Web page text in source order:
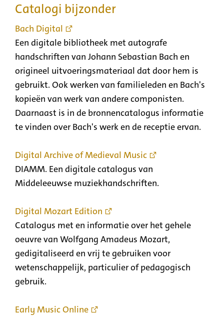
Catalogi bijzonder
Bach Digital
Een digitale bibliotheek met autografe
handschriften van Johann Sebastian Bach en
origineel uitvoeringsmateriaal dat door hem is
gebruikt. Ook werken van familieleden en Bach's
kopieën van werk van andere componisten.
Daarnaast is in de bronnencatalogus informatie
te vinden over Bach's werk en de receptie ervan.
Digital Archive of Medieval Music
DIAMM. Een digitale catalogus van
Middeleeuwse muziekhandschriften.
Digital Mozart Edition
Catalogus met en informatie over het gehele
oeuvre van Wolfgang Amadeus Mozart,
gedigitaliseerd en vrij te gebruiken voor
wetenschappelijk, particulier of pedagogisch
gebruik.
Early Music Online